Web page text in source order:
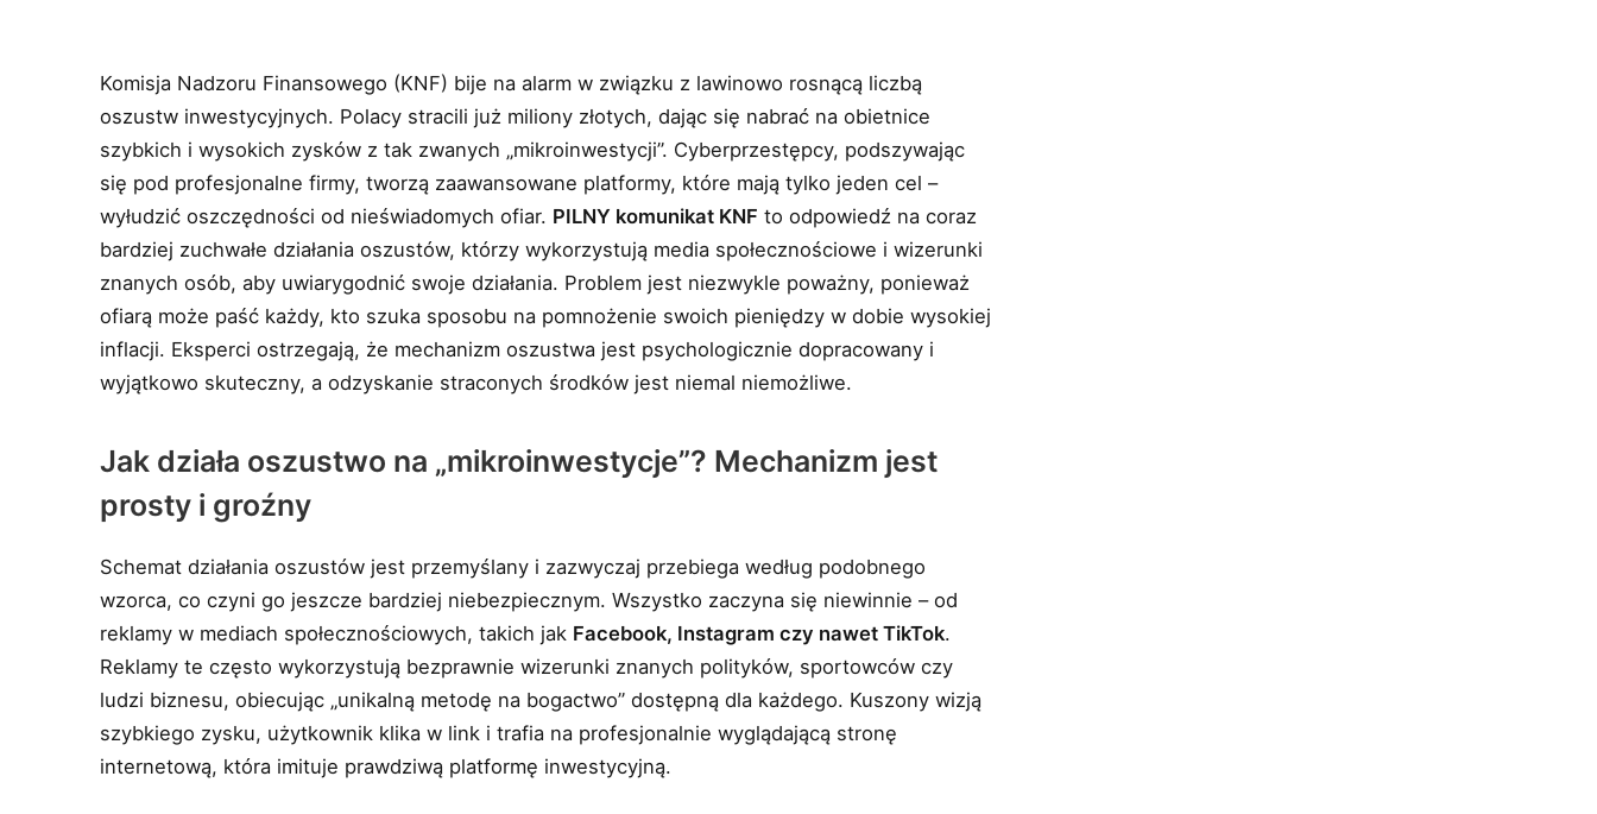
Komisja Nadzoru Finansowego (KNF) bije na alarm w związku z lawinowo rosnącą liczbą
oszustw inwestycyjnych. Polacy stracili już miliony złotych, dając się nabrać na obietnice
szybkich i wysokich zysków z tak zwanych „mikroinwestycji”. Cyberprzestępcy, podszywając
się pod profesjonalne firmy, tworzą zaawansowane platformy, które mają tylko jeden cel –
wyłudzić oszczędności od nieświadomych ofiar. PILNY komunikat KNF to odpowiedź na coraz
bardziej zuchwałe działania oszustów, którzy wykorzystują media społecznościowe i wizerunki
znanych osób, aby uwiarygodnić swoje działania. Problem jest niezwykle poważny, ponieważ
ofiarą może paść każdy, kto szuka sposobu na pomnożenie swoich pieniędzy w dobie wysokiej
inflacji. Eksperci ostrzegają, że mechanizm oszustwa jest psychologicznie dopracowany i
wyjątkowo skuteczny, a odzyskanie straconych środków jest niemal niemożliwe.
Jak działa oszustwo na „mikroinwestycje”? Mechanizm jest
prosty i groźny
Schemat działania oszustów jest przemyślany i zazwyczaj przebiega według podobnego
wzorca, co czyni go jeszcze bardziej niebezpiecznym. Wszystko zaczyna się niewinnie – od
reklamy w mediach społecznościowych, takich jak Facebook, Instagram czy nawet TikTok.
Reklamy te często wykorzystują bezprawnie wizerunki znanych polityków, sportowców czy
ludzi biznesu, obiecując „unikalną metodę na bogactwo” dostępną dla każdego. Kuszony wizją
szybkiego zysku, użytkownik klika w link i trafia na profesjonalnie wyglądającą stronę
internetową, która imituje prawdziwą platformę inwestycyjną.